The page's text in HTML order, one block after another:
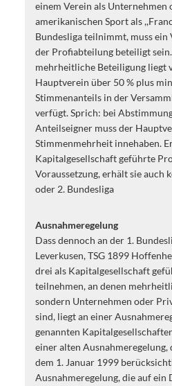
einem Verein als Unternehmen
amerikanischen Sport als
Bundesliga teilnimmt, muss
der Profiabteilung beteiligt
mehrheitliche Beteiligung liegt
Hauptverein über 50 % plus
Stimmenanteils in der
verfügt. Sprich: bei
Anteilseigner muss der
Stimmenmehrheit innehaben.
Kapitalgesellschaft geführte
Voraussetzung, erhält sie auch
oder 2. Bundesliga
Ausnahmeregelung
Dass dennoch an der 1.
Leverkusen, TSG 1899
drei als Kapitalgesellschaft
teilnehmen, an denen
sondern Unternehmen oder
sind, liegt an einer
genannten
einer alten
dem 1. Januar 1999
Ausnahmeregelung, die auf ein